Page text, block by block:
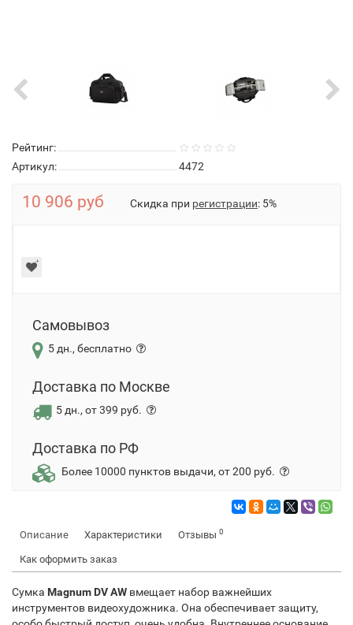
Рейтинг:
Артикул:
4472
10 906 руб Скидка при регистрации: 5%
Самовывоз
5 дн., бесплатно
Доставка по Москве
5 дн., от 399 руб.
Доставка по РФ
Более 10000 пунктов выдачи, от 200 руб.
Описание Характеристики Отзывы 0
Как оформить заказ
Сумка Magnum DV AW вмещает набор важнейших
инструментов видеохудожника. Она обеспечивает защиту,